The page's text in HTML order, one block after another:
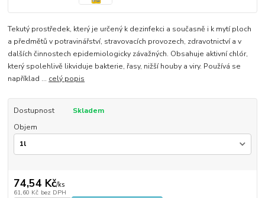
​Tekutý prostředek, který je určený k dezinfekci a současně i k mytí ploch
a předmětů v potravinářství, stravovacích provozech, zdravotnictví a v
dalších činnostech epidemiologicky závažných. Obsahuje aktivní chlór,
který spolehlivě likviduje bakterie, řasy, nižší houby a viry. Používá se
například ... celý popis
Dostupnost
Skladem
Objem
74,54 Kč/ks
61,60 Kč bez DPH